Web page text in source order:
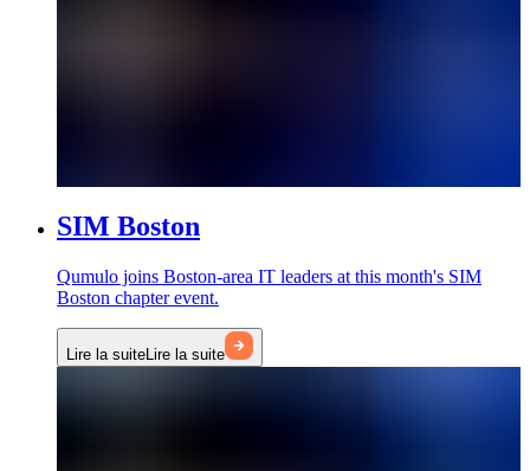
SIM Boston
Qumulo joins Boston-area IT leaders at this month's SIM
Boston chapter event.
Lire la suite Lire la suite